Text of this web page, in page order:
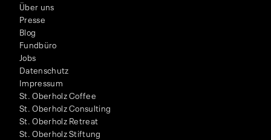
Über uns
Presse
Blog
Fundbüro
Jobs
Datenschutz
Impressum
St. Oberholz Coffee
St. Oberholz Consulting
St. Oberholz Retreat
St. Oberholz Stiftung